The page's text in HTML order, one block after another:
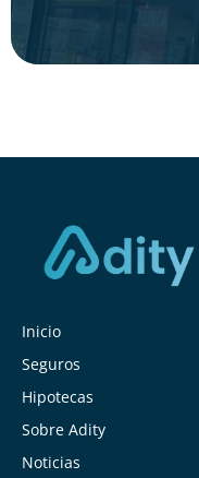
Inicio
Seguros
Hipotecas
Sobre Adity
Noticias